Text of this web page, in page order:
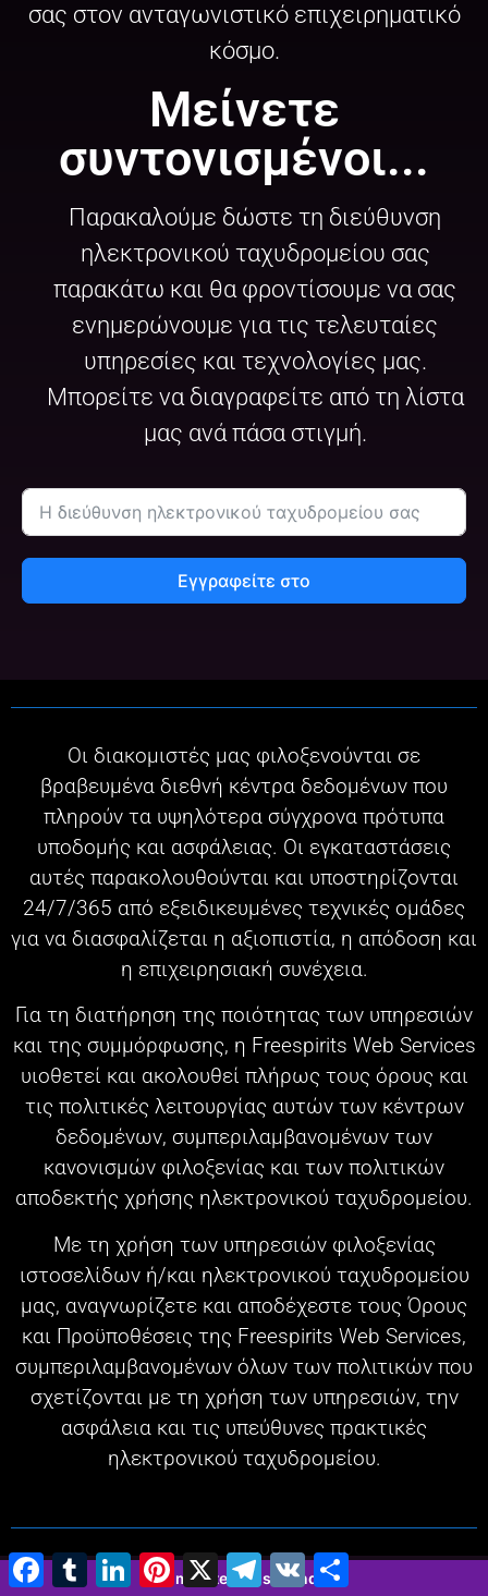
σας στον ανταγωνιστικό επιχειρηματικό
κόσμο.
Μείνετε
συντονισμένοι...
Παρακαλούμε δώστε τη διεύθυνση
ηλεκτρονικού ταχυδρομείου σας
παρακάτω και θα φροντίσουμε να σας
ενημερώνουμε για τις τελευταίες
υπηρεσίες και τεχνολογίες μας.
Μπορείτε να διαγραφείτε από τη λίστα
μας ανά πάσα στιγμή.
Εγγραφείτε στο
Οι διακομιστές μας φιλοξενούνται σε
βραβευμένα διεθνή κέντρα δεδομένων που
πληρούν τα υψηλότερα σύγχρονα πρότυπα
υποδομής και ασφάλειας. Οι εγκαταστάσεις
αυτές παρακολουθούνται και υποστηρίζονται
24/7/365 από εξειδικευμένες τεχνικές ομάδες
για να διασφαλίζεται η αξιοπιστία, η απόδοση και
η επιχειρησιακή συνέχεια.
Για τη διατήρηση της ποιότητας των υπηρεσιών
και της συμμόρφωσης, η Freespirits Web Services
υιοθετεί και ακολουθεί πλήρως τους όρους και
τις πολιτικές λειτουργίας αυτών των κέντρων
δεδομένων, συμπεριλαμβανομένων των
κανονισμών φιλοξενίας και των πολιτικών
αποδεκτής χρήσης ηλεκτρονικού ταχυδρομείου.
Με τη χρήση των υπηρεσιών φιλοξενίας
ιστοσελίδων ή/και ηλεκτρονικού ταχυδρομείου
μας, αναγνωρίζετε και αποδέχεστε τους Όρους
και Προϋποθέσεις της Freespirits Web Services,
συμπεριλαμβανομένων όλων των πολιτικών που
σχετίζονται με τη χρήση των υπηρεσιών, την
ασφάλεια και τις υπεύθυνες πρακτικές
ηλεκτρονικού ταχυδρομείου.
Facebook
TumblrLinkedInPinterest
X Τηλεγράφημα
VK Μοιραστείτε
2 minutes 25 seconds